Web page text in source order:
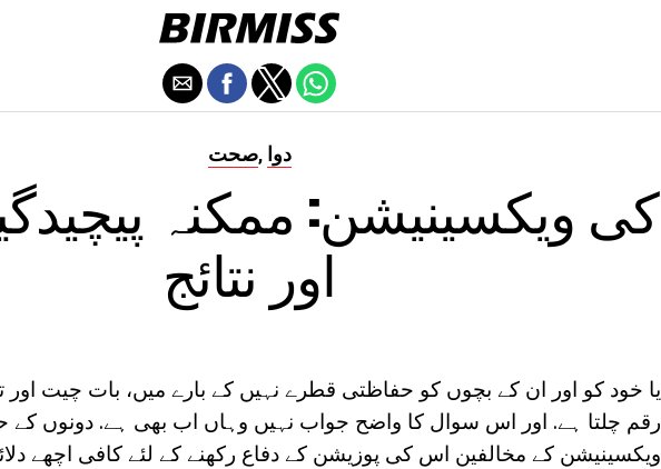
صحت, دوا
اور نتائج
یا خود کو اور ان کے بچوں کو حفاظتی قطرے نہیں کے بارے میں، بات چیت اور
رقم چلتا ہے. اور اس سوال کا واضح جواب نہیں وہاں اب بھی ہے. دونوں کے
ویکسینیشن کے مخالفین اس کی پوزیشن کے دفاع رکھنے کے لئے کافی اچھے